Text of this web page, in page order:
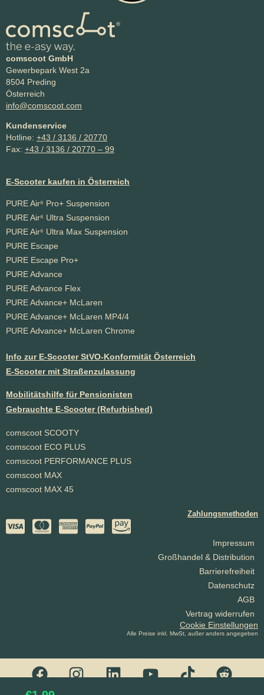
comscoot GmbH
Gewerbepark West 2a
8504 Preding
Österreich
info@comscoot.com
Kundenservice
Hotline: +43 / 3136 / 20770
Fax: +43 / 3136 / 20770 – 99
E-Scooter kaufen in Österreich
PURE Air⁶ Pro+ Suspension
PURE Air⁶ Ultra Suspension
PURE Air⁶ Ultra Max Suspension
PURE Escape
PURE Escape Pro+
PURE Advance
PURE Advance Flex
PURE Advance+ McLaren
PURE Advance+ McLaren MP4/4
PURE Advance+ McLaren Chrome
Info zur E-Scooter StVO-Konformität Österreich
E-Scooter mit Straßenzulassung
Mobilitätshilfe für Pensionisten
Gebrauchte E-Scooter (Refurbished)
comscoot SCOOTY
comscoot ECO PLUS
comscoot PERFORMANCE PLUS
comscoot MAX
comscoot MAX 45
Zahlungsmethoden
Impressum
Großhandel & Distribution
Barrierefreiheit
Datenschutz
AGB
Vertrag widerrufen
Cookie Einstellungen
Alle Preise inkl. MwSt, außer anders angegeben